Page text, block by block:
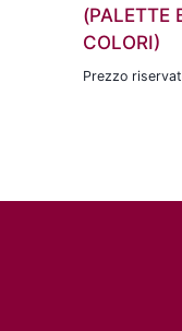
(PALETTE
COLORI)
Prezzo